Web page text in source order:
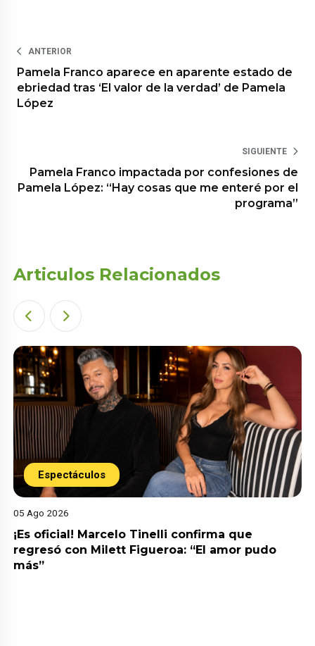
ANTERIOR
Pamela Franco aparece en aparente estado de
ebriedad tras ‘El valor de la verdad’ de Pamela
López
SIGUIENTE
Pamela Franco impactada por confesiones de
Pamela López: “Hay cosas que me enteré por el
programa”
Articulos Relacionados
Espectáculos
05 Ago 2026
¡Es oficial! Marcelo Tinelli confirma que
regresó con Milett Figueroa: “El amor pudo
más”